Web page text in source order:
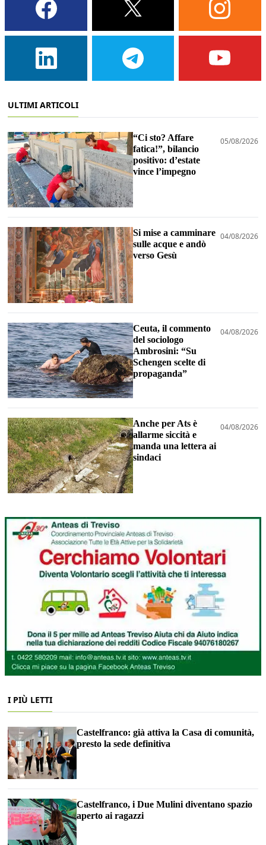
ULTIMI ARTICOLI
“Ci sto? Affare
fatica!”, bilancio
positivo: d’estate
vince l’impegno
05/08/2026
Si mise a camminare
sulle acque e andò
verso Gesù
04/08/2026
Ceuta, il commento
del sociologo
Ambrosini: “Su
Schengen scelte di
propaganda”
04/08/2026
Anche per Ats è
allarme siccità e
manda una lettera ai
sindaci
04/08/2026
I PIÙ LETTI
Castelfranco: già attiva la Casa di comunità,
presto la sede definitiva
Castelfranco, i Due Mulini diventano spazio
aperto ai ragazzi